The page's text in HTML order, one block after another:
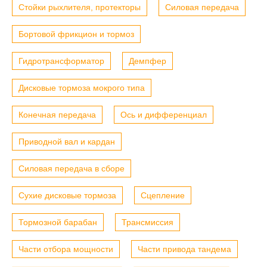
Стойки рыхлителя, протекторы Силовая передача
Бортовой фрикцион и тормоз
Гидротрансформатор Демпфер
Дисковые тормоза мокрого типа
Конечная передача Ось и дифференциал
Приводной вал и кардан
Силовая передача в сборе
Сухие дисковые тормоза Сцепление
Тормозной барабан Трансмиссия
Части отбора мощности Части привода тандема